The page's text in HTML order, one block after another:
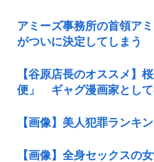
アミーズ事務所の首領ア
がついに決定してしまう
【谷原店長のオススメ】
便」 ギャグ漫画家として
【画像】美人犯罪ランキ
【画像】全身セックスの